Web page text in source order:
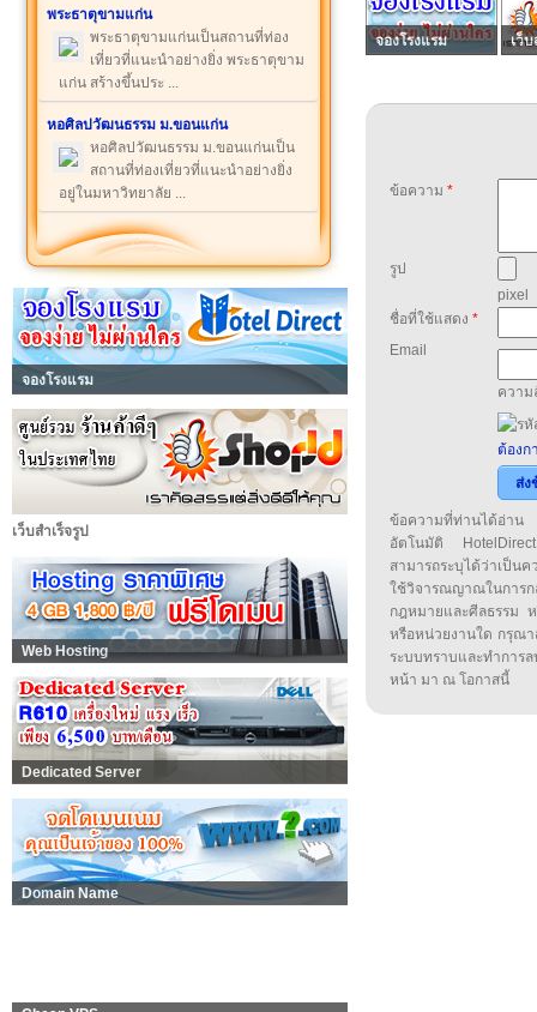
พระธาตุขามแก่น
พระธาตุขามแก่นเป็นสถานที่ท่อง
เที่ยวที่แนะนำอย่างยิ่ง พระธาตุขาม
แก่น สร้างขึ้นประ ...
หอศิลปวัฒนธรรม ม.ขอนแก่น
หอศิลปวัฒนธรรม ม.ขอนแก่นเป็น
สถานที่ท่องเที่ยวที่แนะนำอย่างยิ่ง
อยู่ในมหาวิทยาลัย ...
จองโรงแรม
เว็บสำเร็จรูป
Web Hosting
Dedicated Server
Domain Name
จองโรงแรม เว็บ
ข้อความ *
รูป
pixel
ชื่อที่ใช้แสดง *
Email
ความ
ต้องก
ส่ง
ข้อความที่ท่านได้อ่าน
อัตโนมัติ
สามารถระบุได้ว่าเป็น
ใช้วิจารณญาณในกา
กฎหมายและศีลธรรม
หรือหน่วยงานใด กรุณา
ระบบทราบและทำกา
หน้า มา ณ โอกาสนี้